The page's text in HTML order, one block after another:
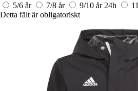
5/6 år
7/8 år 9/10 år 24h
Detta fält är obligatoriskt